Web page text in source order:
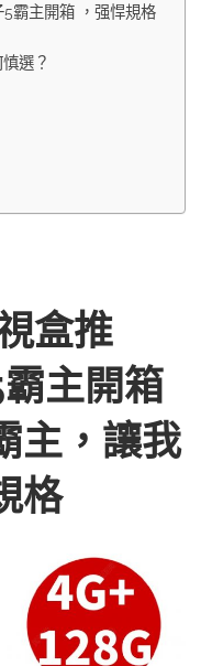
5霸主開箱 ，强悍規格
選？
盒推
主開箱
主，讓我
格